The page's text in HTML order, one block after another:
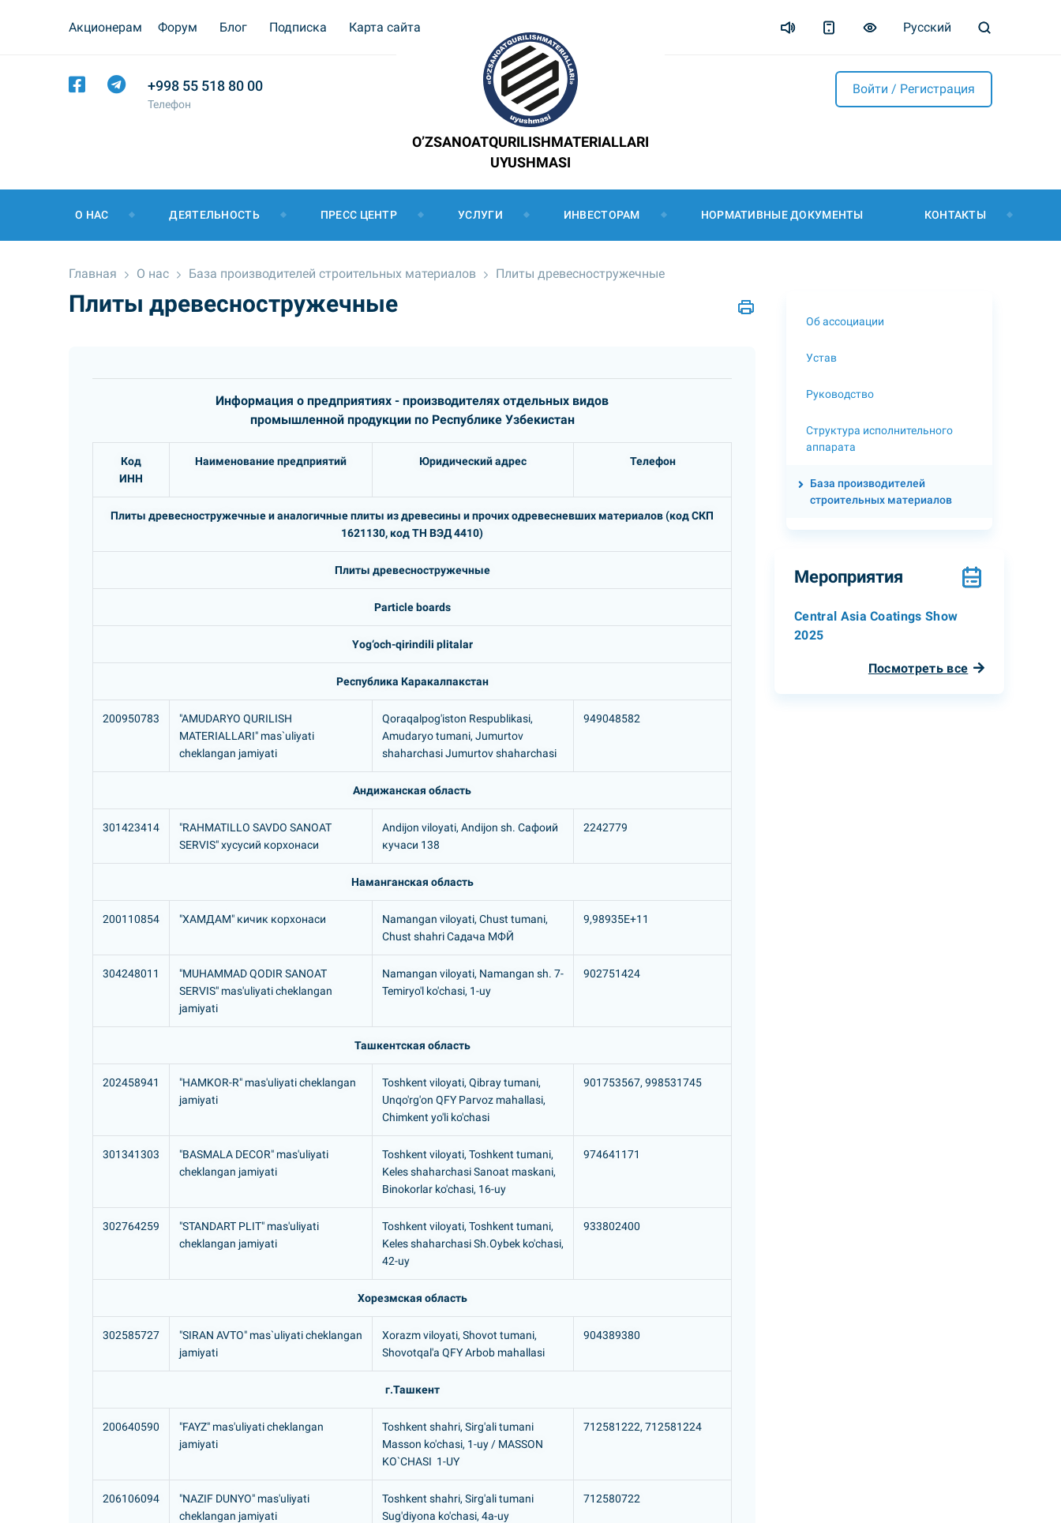
Акционерам Форум Блог Подписка Карта сайта Русский
+998 55 518 80 00
Телефон
Войти / Регистрация
O’ZSANOATQURILISHMATERIALLARI
UYUSHMASI
О НАС ДЕЯТЕЛЬНОСТЬ ПРЕСС ЦЕНТР УСЛУГИ ИНВЕСТОРАМ НОРМАТИВНЫЕ ДОКУМЕНТЫ КОНТАКТЫ
Главная О нас База производителей строительных материалов Плиты древесностружечные
Плиты древесностружечные
Информация о предприятиях - производителях отдельных видов
промышленной продукции по Республике Узбекистан
Код
ИНН
Наименование предприятий Юридический адрес Телефон
Плиты древесностружечные и аналогичные плиты из древесины и прочих одревесневших материалов (код СКП
1621130, код ТН ВЭД 4410)
Плиты древесностружечные
Particle boards
Yog‘och-qirindili plitalar
Республика Каракалпакстан
200950783
"AMUDARYO QURILISH
MATERIALLARI" mas`uliyati
cheklangan jamiyati
Qoraqalpog'iston Respublikasi,
Amudaryo tumani, Jumurtov
shaharchasi Jumurtov shaharchasi
949048582
Андижанская область
301423414
"RAHMATILLO SAVDO SANOAT
SERVIS" хусусий корхонаси
Andijon viloyati, Andijon sh. Сафоий
кучаси 138
2242779
Наманганская область
200110854 "ХАМДАМ" кичик корхонаси
Namangan viloyati, Chust tumani,
Chust shahri Садача МФЙ
9,98935E+11
304248011
"MUHAMMAD QODIR SANOAT
SERVIS" mas'uliyati cheklangan
jamiyati
Namangan viloyati, Namangan sh. 7-
Temiryo'l ko'chasi, 1-uy
902751424
Ташкентская область
202458941
"HAMKOR-R" mas'uliyati cheklangan
jamiyati
Toshkent viloyati, Qibray tumani,
Unqo'rg'on QFY Parvoz mahallasi,
Chimkent yo'li ko'chasi
901753567, 998531745
301341303
"BASMALA DECOR" mas'uliyati
cheklangan jamiyati
Toshkent viloyati, Toshkent tumani,
Keles shaharchasi Sanoat maskani,
Binokorlar ko'chasi, 16-uy
974641171
302764259
"STANDART PLIT" mas'uliyati
cheklangan jamiyati
Toshkent viloyati, Toshkent tumani,
Keles shaharchasi Sh.Оybek ko'chasi,
42-uy
933802400
Хорезмская область
302585727
"SIRAN AVTO" mas`uliyati cheklangan
jamiyati
Xorazm viloyati, Shovot tumani,
Shovotqal'a QFY Arbob mahallasi
904389380
г.Ташкент
200640590
"FAYZ" mas'uliyati cheklangan
jamiyati
Toshkent shahri, Sirg'ali tumani
Masson ko'chasi, 1-uy / MASSON
KO`CHASI 1-UY
712581222, 712581224
206106094
"NAZIF DUNYO" mas'uliyati
cheklangan jamiyati
Toshkent shahri, Sirg'ali tumani
Sug'diyona ko'chasi, 4a-uy
712580722
Об ассоциации
Устав
Руководство
Структура исполнительного
аппарата
База производителей
строительных материалов
Мероприятия
Central Asia Coatings Show
2025
Посмотреть все